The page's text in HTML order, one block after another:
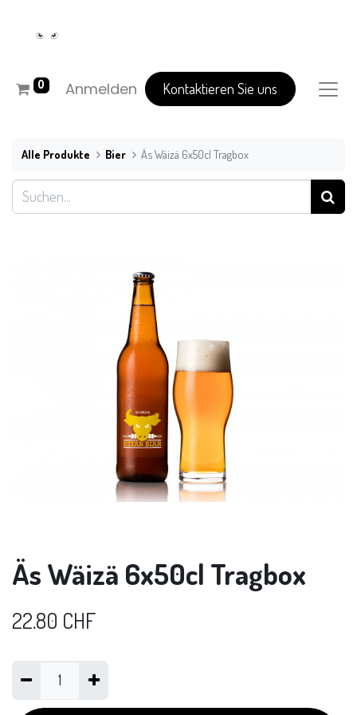
0 Anmelden Kontaktieren Sie uns
Alle Produkte Bier Äs Wäizä 6x50cl Tragbox
Äs Wäizä 6x50cl Tragbox
22.80 CHF